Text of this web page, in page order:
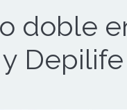
doble
Depilife